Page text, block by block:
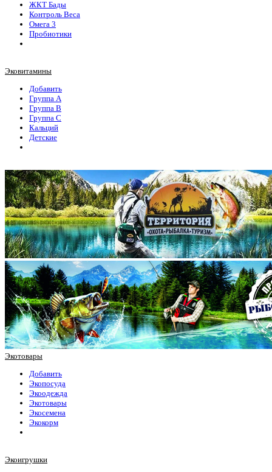
ЖКТ Бады
Контроль Веса
Омега 3
Пробиотики
Эковитамины
Добавить
Группа А
Группа В
Группа С
Кальций
Детские
Экотовары
Добавить
Экопосуда
Экоодежда
Экотовары
Экосемена
Экокорм
Экоигрушки